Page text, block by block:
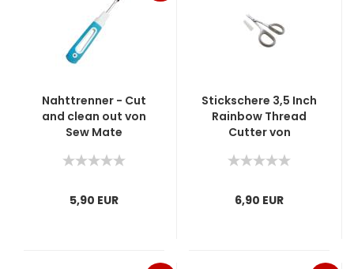
Nahttrenner - Cut
and clean out von
Sew Mate
5,90 EUR
Stickschere 3,5 Inch
Rainbow Thread
Cutter von
6,90 EUR